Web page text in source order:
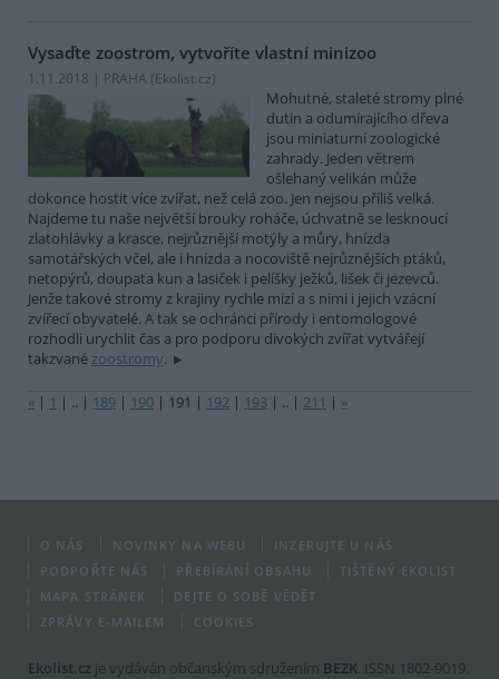
Vysaďte zoostrom, vytvoříte vlastní minizoo
1.11.2018 | PRAHA (Ekolist.cz)
Mohutné, staleté stromy plné
dutin a odumírajícího dřeva
jsou miniaturní zoologické
zahrady. Jeden větrem
ošlehaný velikán může
dokonce hostit více zvířat, než celá zoo. Jen nejsou příliš velká.
Najdeme tu naše největší brouky roháče, úchvatně se lesknoucí
zlatohlávky a krasce, nejrůznější motýly a můry, hnízda
samotářských včel, ale i hnízda a nocoviště nejrůznějších ptáků,
netopýrů, doupata kun a lasiček i pelíšky ježků, lišek či jezevců.
Jenže takové stromy z krajiny rychle mizí a s nimi i jejich vzácní
zvířecí obyvatelé. A tak se ochránci přírody i entomologové
rozhodli urychlit čas a pro podporu divokých zvířat vytvářejí
takzvanézoostromy.
« | 1 | .. | 189 | 190 | 191 | 192 | 193 | .. | 211 | »
O NÁS NOVINKY NA WEBU
INZERUJTE U NÁS
PODPOŘTE NÁS
PŘEBÍRÁNÍ OBSAHU
TIŠTĚNÝ EKOLIST
MAPA STRÁNEK
DEJTE O SOBĚ VĚDĚT
ZPRÁVY E-MAILEM
COOKIES
Ekolist.cz je vydáván občanským sdružením BEZK. ISSN 1802-9019.